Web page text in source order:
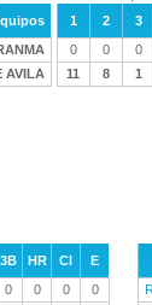
1 2 3
0 0 0
AVILA
11 8 1
3B HR CI
E
0 0 0
0